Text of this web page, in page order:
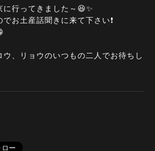
行ってきました～😆✨
お土産話聞きに来て下さい❗
、リョウのいつもの二人でお待ちし